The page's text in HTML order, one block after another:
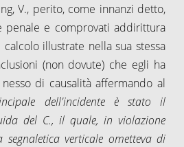
V., perito, come innanzi detto,
penale e comprovati addirittura
illustrate nella sua stessa
(non dovute) che egli ha
di causalità affermando al
dell'incidente è stato il
del C., il quale, in violazione
segnaletica verticale ometteva di